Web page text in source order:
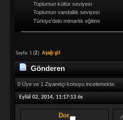
Toplumun kültür seviyesi
Toplumun vandallık seviyesi
Türkiye'deki mimarlık eğitimi
Sayfa: 1 [2]Aşağı git
Gönderen
0 Üye ve 1 Ziyaretçi konuyu incelemekte.
Eylül 02, 2014, 11:17:13 ös
Dor